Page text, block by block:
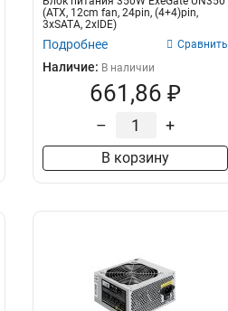
(ATX, 12cm fan, 24pin, (4+4)pin,
3xSATA, 2xIDE)
Подробнее Сравнить
Наличие: В наличии
661,86 ₽
– +
В корзину